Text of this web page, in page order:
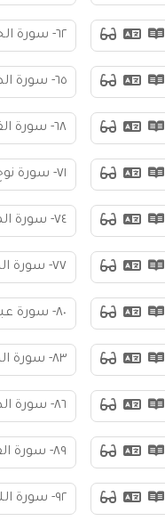
٦٢- سورة الجمعة
٦٥- سورة الطلاق
٦٨- سورة القلم
٧١- سورة نوح
٧٤- سورة المدثر
٧٧- سورة المرسلات
٨٠- سورة عبس
٨٣- سورة المطففين
٨٦- سورة الطارق
٨٩- سورة الفجر
٩٢- سورة الليل